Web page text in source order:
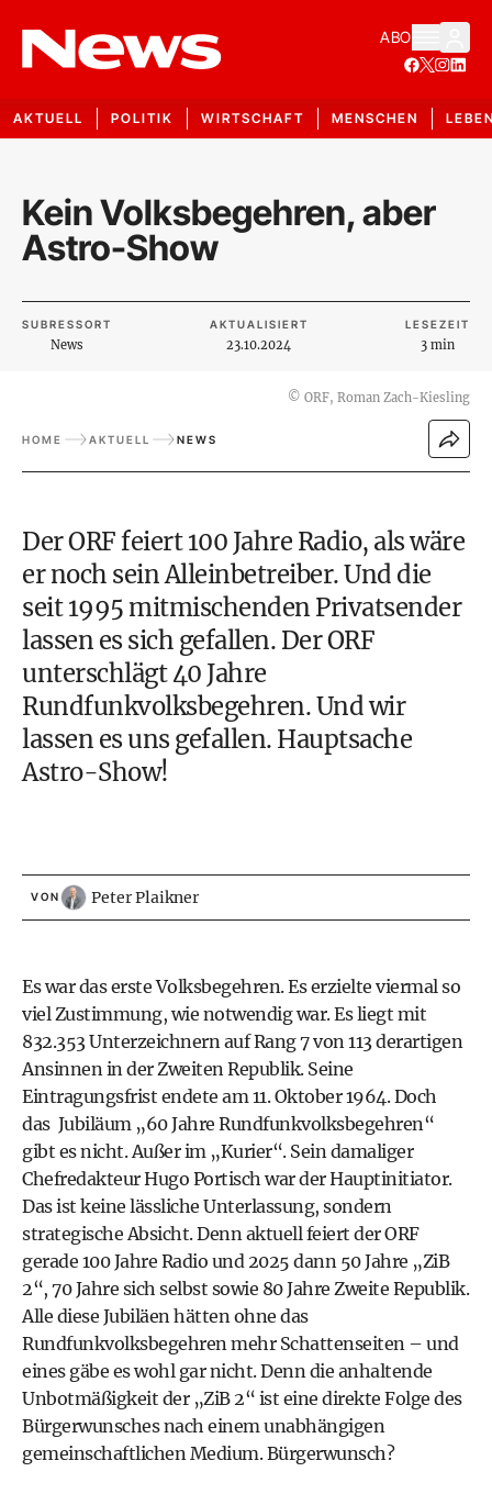
ABO
AKTUELL POLITIK WIRTSCHAFT MENSCHEN
Kein Volksbegehren, aber
Astro-Show
SUBRESSORT
News
AKTUALISIERT
23.10.2024
LESEZEIT
3 min
© ORF, Roman Zach-Kiesling
HOME AKTUELL NEWS
Der ORF feiert 100 Jahre Radio, als wäre
er noch sein Alleinbetreiber. Und die
seit 1995 mitmischenden Privatsender
lassen es sich gefallen. Der ORF
unterschlägt 40 Jahre
Rundfunkvolksbegehren. Und wir
lassen es uns gefallen. Hauptsache
Astro-Show!
VON Peter Plaikner
Es war das erste Volksbegehren. Es erzielte viermal so
viel Zustimmung, wie notwendig war. Es liegt mit
832.353 Unterzeichnern auf Rang 7 von 113 derartigen
Ansinnen in der Zweiten Republik. Seine
Eintragungsfrist endete am 11. Oktober 1964. Doch
das Jubiläum „60 Jahre Rundfunkvolksbegehren“
gibt es nicht. Außer im „Kurier“. Sein damaliger
Chefredakteur Hugo Portisch war der Hauptinitiator.
Das ist keine lässliche Unterlassung, sondern
strategische Absicht. Denn aktuell feiert der ORF
gerade 100 Jahre Radio und 2025 dann 50 Jahre „ZiB
2“, 70 Jahre sich selbst sowie 80 Jahre Zweite Republik.
Alle diese Jubiläen hätten ohne das
Rundfunkvolksbegehren mehr Schattenseiten – und
eines gäbe es wohl gar nicht. Denn die anhaltende
Unbotmäßigkeit der „ZiB 2“ ist eine direkte Folge des
Bürgerwunsches nach einem unabhängigen
gemeinschaftlichen Medium. Bürgerwunsch?